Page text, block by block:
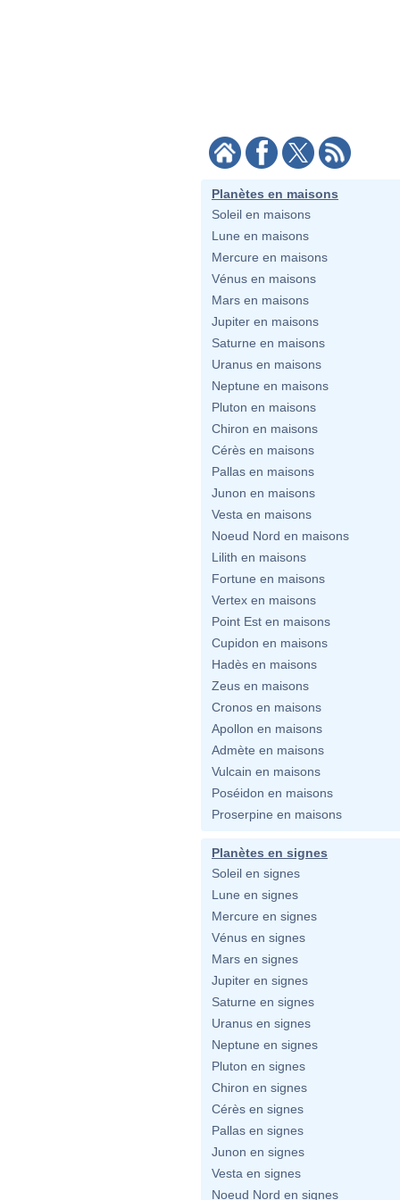
Planètes en maisons
Soleil en maisons
Lune en maisons
Mercure en maisons
Vénus en maisons
Mars en maisons
Jupiter en maisons
Saturne en maisons
Uranus en maisons
Neptune en maisons
Pluton en maisons
Chiron en maisons
Cérès en maisons
Pallas en maisons
Junon en maisons
Vesta en maisons
Noeud Nord en maisons
Lilith en maisons
Fortune en maisons
Vertex en maisons
Point Est en maisons
Cupidon en maisons
Hadès en maisons
Zeus en maisons
Cronos en maisons
Apollon en maisons
Admète en maisons
Vulcain en maisons
Poséidon en maisons
Proserpine en maisons
Planètes en signes
Soleil en signes
Lune en signes
Mercure en signes
Vénus en signes
Mars en signes
Jupiter en signes
Saturne en signes
Uranus en signes
Neptune en signes
Pluton en signes
Chiron en signes
Cérès en signes
Pallas en signes
Junon en signes
Vesta en signes
Noeud Nord en signes